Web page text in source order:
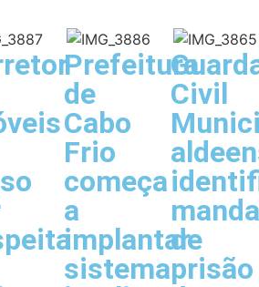
Prefeitura
de
Cabo
Frio
começa
a
implantar
sistema
Civil
de
prisão